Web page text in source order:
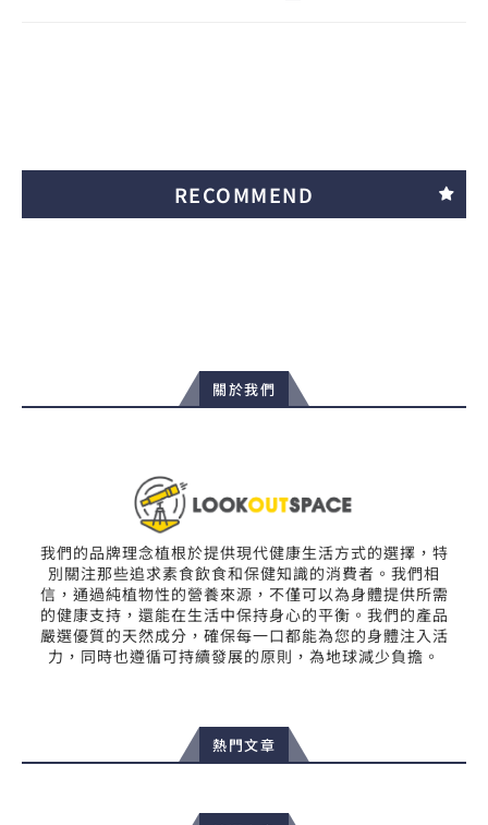
RECOMMEND
關於我們
我們的品牌理念植根於提供現代健康生活方式的選擇，特
別關注那些追求素食飲食和保健知識的消費者。我們相
信，通過純植物性的營養來源，不僅可以為身體提供所需
的健康支持，還能在生活中保持身心的平衡。我們的產品
嚴選優質的天然成分，確保每一口都能為您的身體注入活
力，同時也遵循可持續發展的原則，為地球減少負擔。
熱門文章